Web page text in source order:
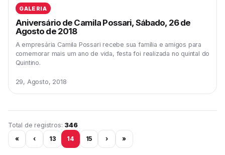
GALERIA
Aniversário de Camila Possari, Sábado, 26 de
Agosto de 2018
A empresária Camila Possari recebe sua família e amigos para
comemorar mais um ano de vida, festa foi realizada no quintal do
Quintino.
29, Agosto, 2018
Total de registros: 346
Página 14 de 29
« ‹ 13 14 15 › »